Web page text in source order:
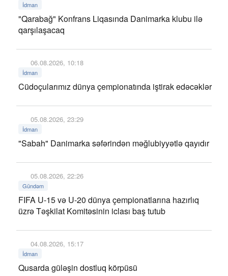
İdman
"Qarabağ" Konfrans Liqasında Danimarka klubu ilə
qarşılaşacaq
06.08.2026, 10:18
İdman
Cüdoçularımız dünya çempionatında iştirak edəcəklər
05.08.2026, 23:29
İdman
"Sabah" Danimarka səfərindən məğlubiyyətlə qayıdır
05.08.2026, 22:26
Gündəm
FIFA U-15 və U-20 dünya çempionatlarına hazırlıq
üzrə Təşkilat Komitəsinin iclası baş tutub
04.08.2026, 15:17
İdman
Qusarda güləşin dostluq körpüsü